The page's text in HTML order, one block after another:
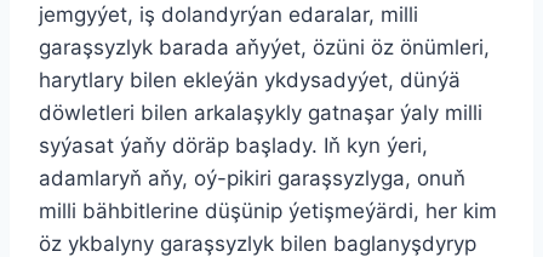
jemgyýet, iş dolandyrýan edaralar, milli
garaşsyzlyk barada aňyýet, özüni öz önümleri,
harytlary bilen ekleýän ykdysadyýet, dünýä
döwletleri bilen arkalaşykly gatnaşar ýaly milli
syýasat ýaňy döräp başlady. Iň kyn ýeri,
adamlaryň aňy, oý-pikiri garaşsyzlyga, onuň
milli bähbitlerine düşünip ýetişmeýärdi, her kim
öz ykbalyny garaşsyzlyk bilen baglanyşdyryp